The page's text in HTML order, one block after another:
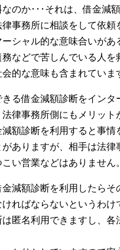
なのか･･･それは、借金減
律事務所に相談をして依頼
シャル的な意味合いがあ
などで苦しんでいる人を
的な意味も含まれていま
る借金減額診断をインタ
律事務所側にもメリット
額診断を利用すると事情
ありますが、相手は法律
い営業などはありません。
金減額診断を利用したらそ
ればならないというわけ
匿名利用できますし、各